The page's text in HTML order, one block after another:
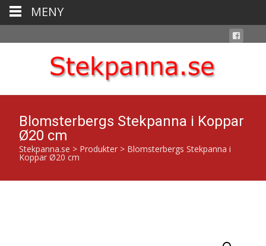
Blomsterbergs Stekpanna i Koppar
Ø20 cm
Stekpanna.se > Produkter > Blomsterbergs Stekpanna i
Koppar Ø20 cm
MENY